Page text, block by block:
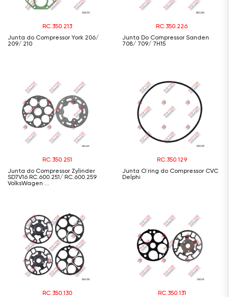
RC.350.213
Junta do Compressor York 206/
209/ 210
RC.350.226
Junta Do Compressor Sanden
708/ 709/ 7H15
RC.350.251
Junta do Compressor Zylinder
SD7V16 RC.600.251/ RC.600.259
VolksWagen ...
RC.350.129
Junta O´ring do Compressor CVC
Delphi
RC.350.130
RC.350.131